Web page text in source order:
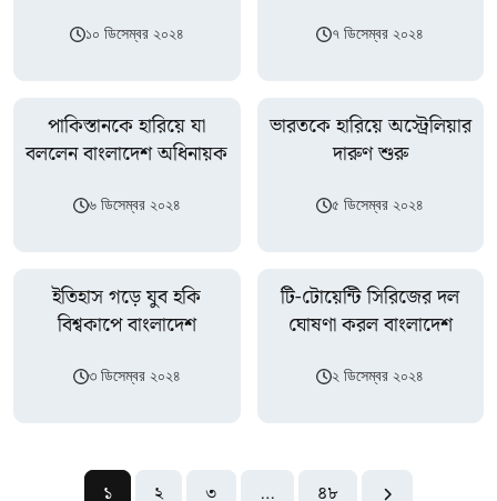
১০ ডিসেম্বর ২০২৪ ৭ ডিসেম্বর ২০২৪
পাকিস্তানকে হারিয়ে যা
বললেন বাংলাদেশ অধিনায়ক
৬ ডিসেম্বর ২০২৪
ভারতকে হারিয়ে অস্ট্রেলিয়ার
দারুণ শুরু
৫ ডিসেম্বর ২০২৪
ইতিহাস গড়ে যুব হকি
বিশ্বকাপে বাংলাদেশ
৩ ডিসেম্বর ২০২৪
টি-টোয়েন্টি সিরিজের দল
ঘোষণা করল বাংলাদেশ
২ ডিসেম্বর ২০২৪
১ ২ ৩ … ৪৮